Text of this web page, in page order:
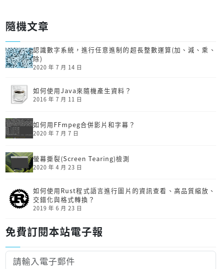
隨機文章
認識數字系統，進行任意進制的超長整數運算(加、減、乘、
除)
2020 年 7 月 14 日
如何使用Java來隨機產生資料？
2016 年 7 月 11 日
如何用FFmpeg合併影片和字幕？
2020 年 7 月 7 日
螢幕撕裂(Screen Tearing)檢測
2020 年 4 月 23 日
如何使用Rust程式語言進行圖片的資訊查看、高品質縮放、
交錯化與格式轉換？
2019 年 6 月 23 日
免費訂閱本站電子報